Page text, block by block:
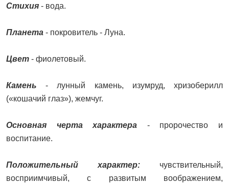
Стихия - вода.
Планета - покровитель - Луна.
Цвет - фиолетовый.
Камень - лунный камень, изумруд, хризоберилл
(«кошачий глаз»), жемчуг.
Основная черта характера - пророчество и
воспитание.
Положительный характер: чувствительный,
восприимчивый, с развитым воображением,